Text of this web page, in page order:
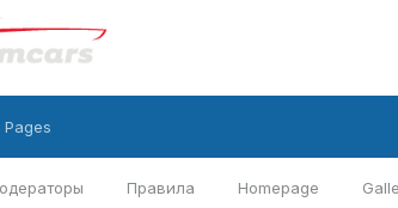
Правила Homepage
Pages